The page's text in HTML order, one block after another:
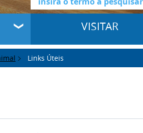
VISITAR
Links Úteis